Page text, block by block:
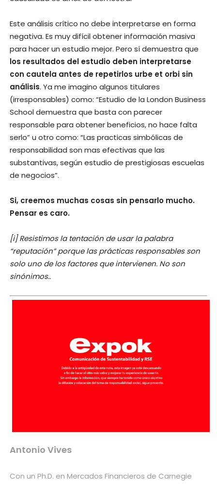
Este análisis crítico no debe interpretarse en forma
negativa. Es muy difícil obtener información masiva
para hacer un estudio mejor. Pero sí demuestra que
los resultados del estudio deben interpretarse
con cautela antes de repetirlos urbe et orbi sin
análisis. Ya me imagino algunos titulares
(irresponsables) como: “Estudio de la London Business
School demuestra que basta con parecer
responsable para obtener beneficios, no hace falta
serlo” u otro como: “Las practicas simbólicas de
responsabilidad son mas efectivas que las
substantivas, según estudio de prestigiosas escuelas
de negocios”.
Si, creemos muchas cosas sin pensarlo mucho.
Pensar es caro.
[i] Resistimos la tentación de usar la palabra
“reputación” porque las prácticas responsables son
solo uno de los factores que intervienen. No son
sinónimos..
Antonio Vives
Con un Ph.D. en Mercados Financieros de Carnegie